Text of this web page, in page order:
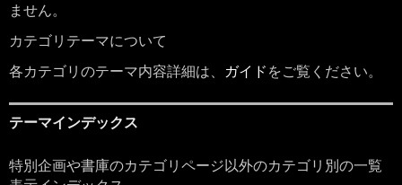
ません。
カテゴリテーマについて
各カテゴリのテーマ内容詳細は、
ガイド をご覧ください。
テーマインデックス
特別企画や書庫のカテゴリページ以外のカテゴリ別の一覧